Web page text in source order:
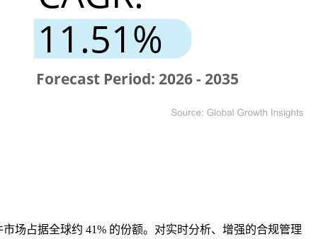
场占据全球约 41% 的份额。对实时分析、增强的合规管理